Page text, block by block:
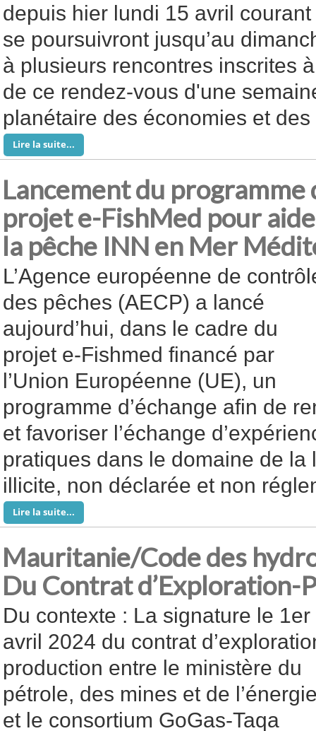
depuis hier lundi 15 avril
se poursuivront jusqu’au
à plusieurs rencontres inscrites
de ce rendez-vous d'une
planétaire des économies et
Lire la suite...
Lancement du programme
projet e-FishMed pour
la pêche INN en Mer
L’Agence européenne de
des pêches (AECP) a lancé
aujourd’hui, dans le cadre du
projet e-Fishmed financé par
l’Union Européenne (UE), un
programme d’échange afin de
et favoriser l’échange
pratiques dans le domaine de la
illicite, non déclarée et non
Lire la suite...
Mauritanie/Code des
Du Contrat d’Exploration-
Du contexte : La signature le 1er
avril 2024 du contrat
production entre le ministère du
pétrole, des mines et de
et le consortium GoGas-Taqa